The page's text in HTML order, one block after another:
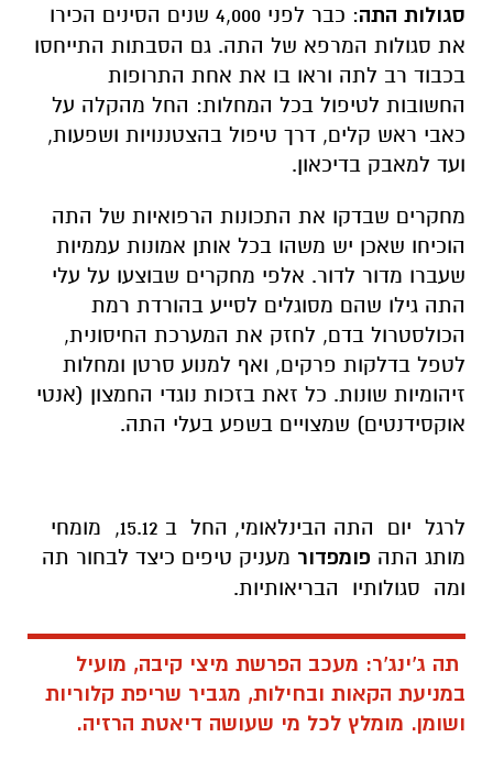
סגולות התה
: כבר לפני 4,000 שנים הסינים הכירו
את סגולות המרפא של התה. גם הסבתות התייחסו
בכבוד רב לתה וראו בו את אחת התרופות
החשובות לטיפול בכל המחלות: החל מהקלה על
כאבי ראש קלים, דרך טיפול בהצטננויות ושפעות,
ועד למאבק בדיכאון.
מחקרים שבדקו את התכונות הרפואיות של התה
הוכיחו שאכן יש משהו בכל אותן אמונות עממיות
שעברו מדור לדור. אלפי מחקרים שבוצעו על עלי
התה גילו שהם מסוגלים לסייע בהורדת רמת
הכולסטרול בדם, לחזק את המערכת החיסונית,
לטפל בדלקות פרקים, ואף למנוע סרטן ומחלות
זיהומיות שונות. כל זאת בזכות נוגדי החמצון (אנטי
אוקסידנטים) שמצויים בשפע בעלי התה.
לרגל יום התה הבינלאומי, החל ב 15.12, מומחי
מותג התה פומפדור מעניק טיפים כיצד לבחור תה
ומה סגולותיו הבריאותיות.
תה ג'ינג'ר: מעכב הפרשת מיצי קיבה, מועיל
במניעת הקאות ובחילות, מגביר שריפת קלוריות
ושומן. מומלץ לכל מי שעושה דיאטת הרזיה.